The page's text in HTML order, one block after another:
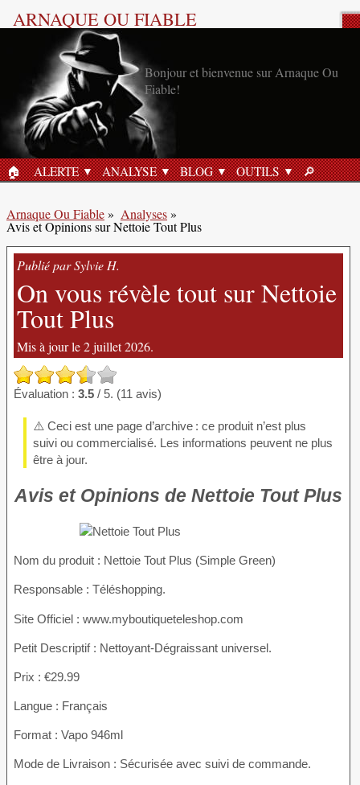
ARNAQUE OU FIABLE
Fiable!
ACCUEIL
🏠︎ ALERTE ANALYSE BLOG OUTILS 🔎︎
Arnaque Ou Fiable» Analyses»
Avis et Opinions sur Nettoie Tout Plus
Publié par Sylvie H.
On vous révèle tout sur Nettoie
Tout Plus
Mis à jour le 2 juillet 2026.
Évaluation : 3.5 / 5. (11 avis)
⚠️ Ceci est une page d’archive : ce produit n’est plus
suivi ou commercialisé. Les informations peuvent ne plus
être à jour.
Avis et Opinions de Nettoie Tout Plus
Nom du produit : Nettoie Tout Plus (Simple Green)
Responsable : Téléshopping.
Site Officiel : www.myboutiqueteleshop.com
Petit Descriptif : Nettoyant-Dégraissant universel.
Prix : €29.99
Langue : Français
Format : Vapo 946ml
Mode de Livraison : Sécurisée avec suivi de commande.